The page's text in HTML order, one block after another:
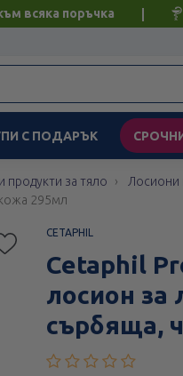
всяка поръчка
С ПОДАРЪК
продукти за тяло
Лосиони
295мл
CETAPHIL
Cetaphil
лосион за
сърбяща,